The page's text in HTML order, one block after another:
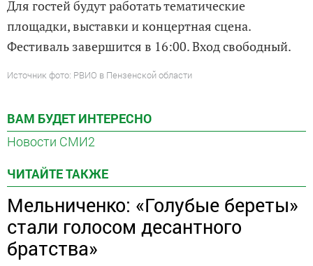
Для гостей будут работать тематические
площадки, выставки и концертная сцена.
Фестиваль завершится в 16:00. Вход свободный.
Источник фото: РВИО в Пензенской области
ВАМ БУДЕТ ИНТЕРЕСНО
Новости СМИ2
ЧИТАЙТЕ ТАКЖЕ
Мельниченко: «Голубые береты»
стали голосом десантного
братства»